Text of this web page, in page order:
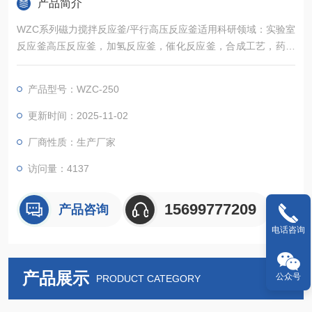
产品简介
WZC系列磁力搅拌反应釜/平行高压反应釜适用科研领域：实验室
反应釜高压反应釜，加氢反应釜，催化反应釜，合成工艺，药物
合成，高压聚合釜，纳米合成釜，条件筛选，结晶筛选，组合化
反应釜等等实验室反应釜....平行反应釜平行高压反应釜.
产品型号：WZC-250
更新时间：2025-11-02
厂商性质：生产厂家
访问量：4137
产品咨询 15699777209
产品展示 PRODUCT CATEGORY
电话咨询
公众号